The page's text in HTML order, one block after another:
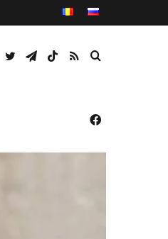
Caută
RSS
TikTok
Telegram
Twitter
Facebook